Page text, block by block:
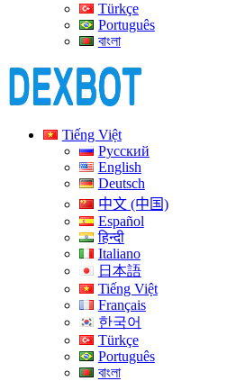
Türkçe
Português
বাংলা
Tiếng Việt
Русский
English
Deutsch
中文 (中国)
Español
हिन्दी
Italiano
日本語
Tiếng Việt
Français
한국어
Türkçe
Português
বাংলা